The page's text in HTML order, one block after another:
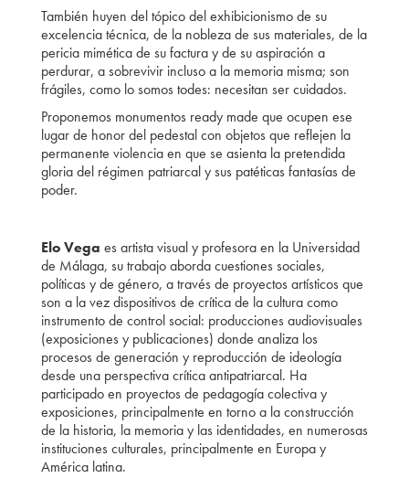
También huyen del tópico del exhibicionismo de su
excelencia técnica, de la nobleza de sus materiales, de la
pericia mimética de su factura y de su aspiración a
perdurar, a sobrevivir incluso a la memoria misma; son
frágiles, como lo somos todes: necesitan ser cuidados.
Proponemos monumentos ready made que ocupen ese
lugar de honor del pedestal con objetos que reflejen la
permanente violencia en que se asienta la pretendida
gloria del régimen patriarcal y sus patéticas fantasías de
poder.
Elo Vega es artista visual y profesora en la Universidad
de Málaga, su trabajo aborda cuestiones sociales,
políticas y de género, a través de proyectos artísticos que
son a la vez dispositivos de crítica de la cultura como
instrumento de control social: producciones audiovisuales
(exposiciones y publicaciones) donde analiza los
procesos de generación y reproducción de ideología
desde una perspectiva crítica antipatriarcal. Ha
participado en proyectos de pedagogía colectiva y
exposiciones, principalmente en torno a la construcción
de la historia, la memoria y las identidades, en numerosas
instituciones culturales, principalmente en Europa y
América latina.